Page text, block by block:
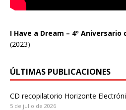
I Have a Dream – 4º
(2023)
ÚLTIMAS PUBLICACIONES
CD recopilatorio Horizonte
5 de julio de 2026